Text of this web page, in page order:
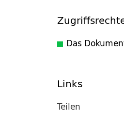
Das
Links
Teilen